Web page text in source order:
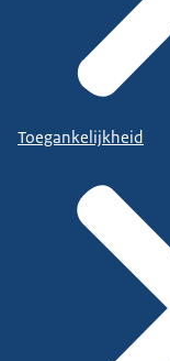
Toegankelijkheid